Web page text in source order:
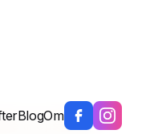
BlogOm
til opskrifter